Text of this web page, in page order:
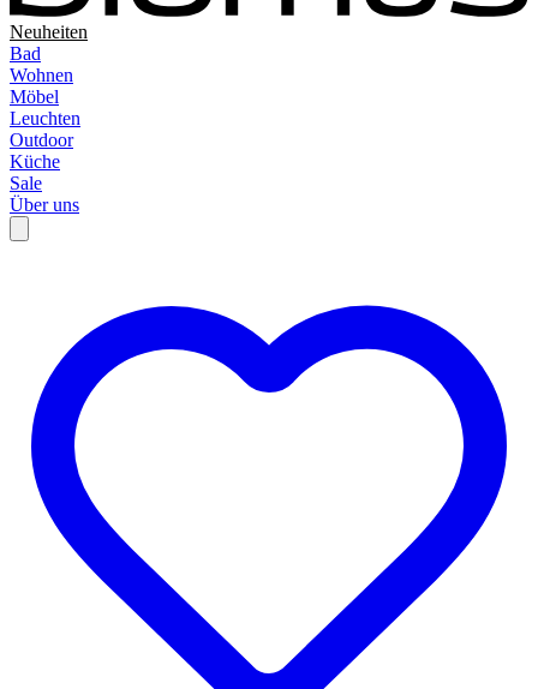
Neuheiten
Bad
Wohnen
Möbel
Leuchten
Outdoor
Küche
Sale
Über uns